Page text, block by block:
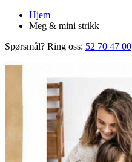
Hjem
Meg & mini strikk
Spørsmål? Ring oss: 52 70 47 00